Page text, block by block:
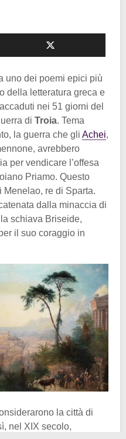
uno dei poemi epici più
della letteratura greca e
nei 51 giorni del
di Troia. Tema
la guerra che gli Achei,
avrebbero
per vendicare l’offesa
Priamo. Questo
re di Sparta.
dalla minaccia di
schiava Briseide,
il suo coraggio in
la città di
nel XIX secolo,